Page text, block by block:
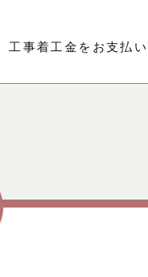
事着工金をお支払い